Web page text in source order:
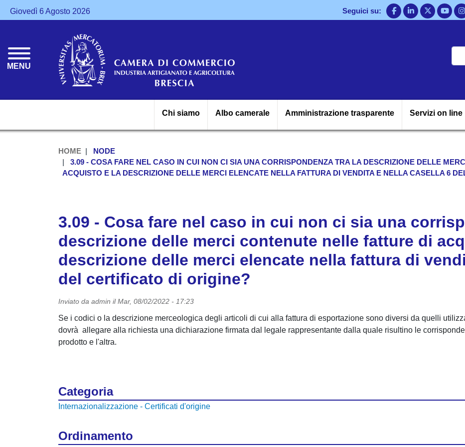
Salta
al
Giovedì 6 Agosto 2026 Seguici su:
MENU
Navigazione
Chi siamo Albo camerale Amministrazione trasparente Servizi on line
HOME
NODE
3.09 - COSA FARE NEL CASO IN CUI NON CI SIA UNA CORRISPONDENZA TRA LA DESCRIZIONE DELLE
ACQUISTO E LA DESCRIZIONE DELLE MERCI ELENCATE NELLA FATTURA DI VENDITA E NELLA CASELLA 6
3.09 - Cosa fare nel caso in cui non ci sia una
descrizione delle merci contenute nelle fatture di
descrizione delle merci elencate nella fattura di
del certificato di origine?
Inviato da admin ilMar, 08/02/2022 - 17:23
Se i codici o la descrizione merceologica degli articoli di cui alla fattura di esportazione sono diversi da quelli
dovrà allegare alla richiesta una dichiarazione firmata dal legale rappresentante dalla quale risultino le
prodotto e l'altra.
Categoria
Internazionalizzazione - Certificati d'origine
Ordinamento